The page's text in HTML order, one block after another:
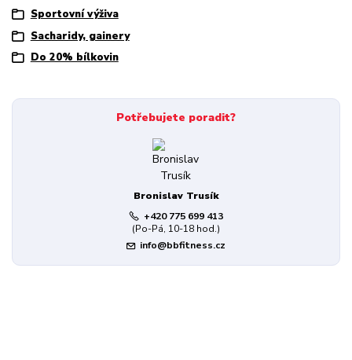
Sportovní výživa
Sacharidy, gainery
Do 20% bílkovin
Potřebujete poradit?
Bronislav Trusík
+420 775 699 413
(Po-Pá, 10-18 hod.)
info@bbfitness.cz